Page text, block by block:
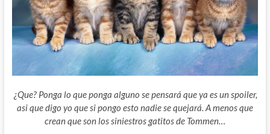
¿Que? Ponga lo que ponga alguno se pensará que ya es un spoiler,
asi que digo yo que si pongo esto nadie se quejará. A menos que
crean que son los siniestros gatitos de Tommen…